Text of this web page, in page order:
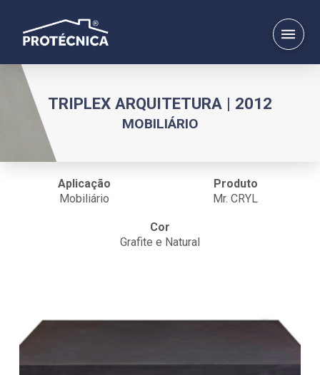
TRIPLEX ARQUITETURA | 2012
MOBILIÁRIO
Aplicação
Mobiliário
Produto
Mr. CRYL
Cor
Grafite e Natural